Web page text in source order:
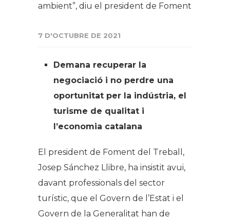
ambient”, diu el president de Foment
7 D'OCTUBRE DE 2021
Demana recuperar la
negociació i no perdre una
oportunitat per la indústria, el
turisme de qualitat i
l’economia catalana
El president de Foment del Treball,
Josep Sánchez Llibre, ha insistit avui,
davant professionals del sector
turístic, que el Govern de l’Estat i el
Govern de la Generalitat han de